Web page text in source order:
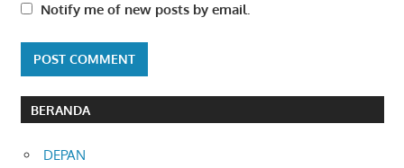
Notify me of new posts by email.
BERANDA
DEPAN